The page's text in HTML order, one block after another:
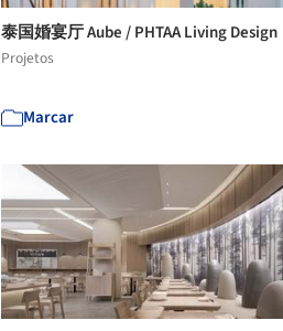
泰国婚宴厅 Aube / PHTAA Living Design
Projetos
Marcar